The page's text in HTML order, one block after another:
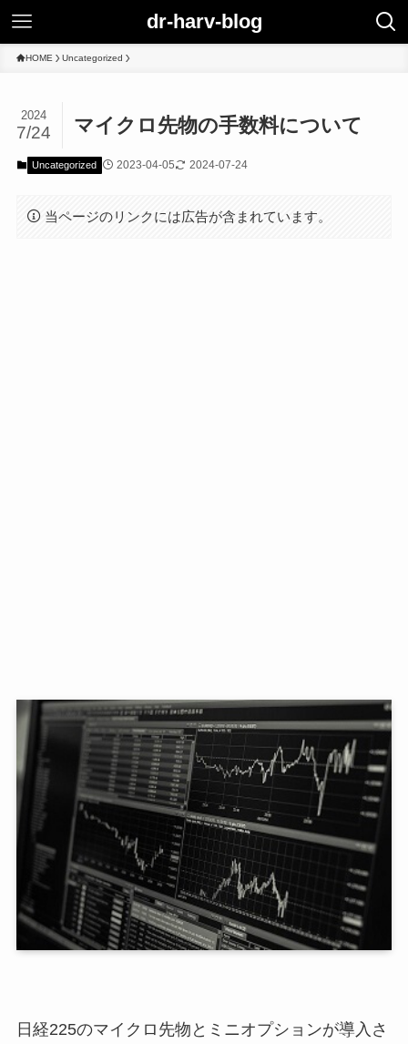
dr-harv-blog
HOME Uncategorized
マイクロ先物の手数料について
2024
7/24
Uncategorized 2023-04-05 2024-07-24
当ページのリンクには広告が含まれています。
日経225のマイクロ先物とミニオプションが導入さ